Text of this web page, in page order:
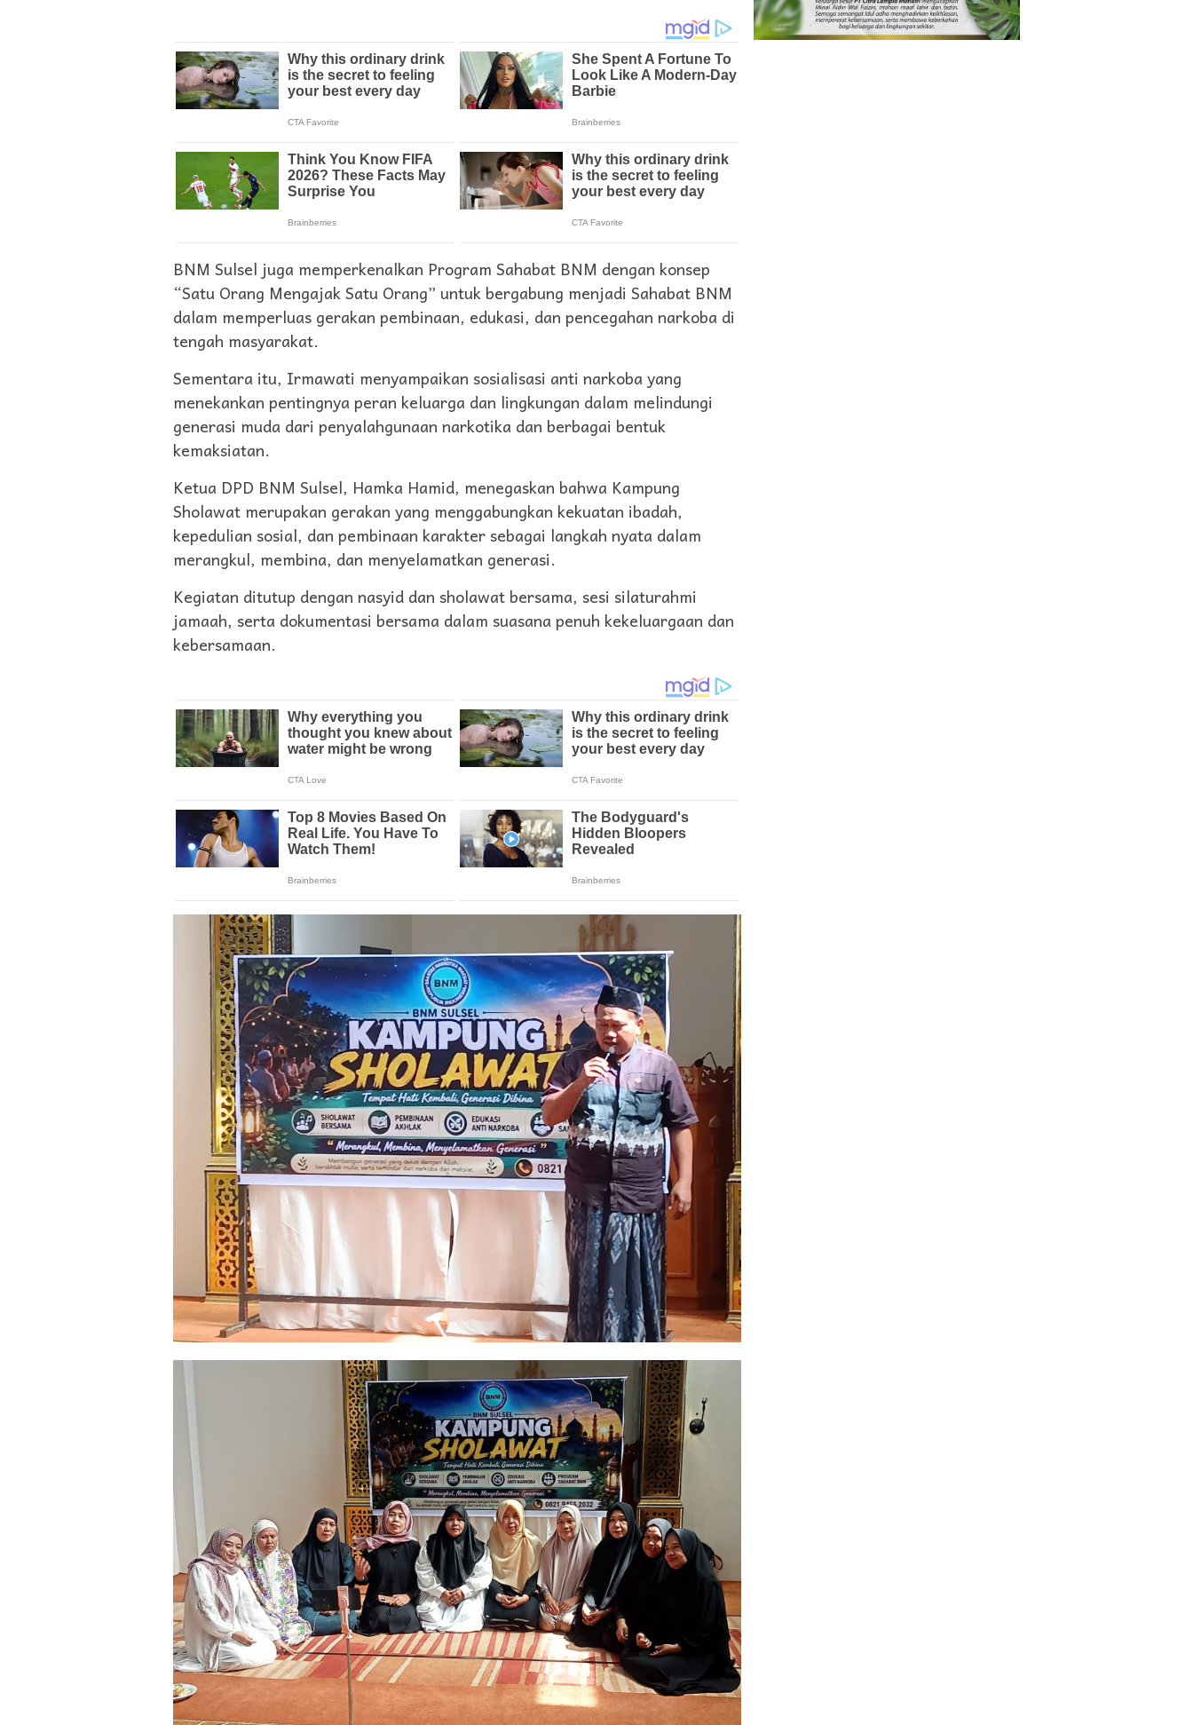
BNM Sulsel juga memperkenalkan Program Sahabat BNM dengan konsep
“Satu Orang Mengajak Satu Orang” untuk bergabung menjadi Sahabat BNM
dalam memperluas gerakan pembinaan, edukasi, dan pencegahan narkoba di
tengah masyarakat.
Sementara itu, Irmawati menyampaikan sosialisasi anti narkoba yang
menekankan pentingnya peran keluarga dan lingkungan dalam melindungi
generasi muda dari penyalahgunaan narkotika dan berbagai bentuk
kemaksiatan.
Ketua DPD BNM Sulsel, Hamka Hamid, menegaskan bahwa Kampung
Sholawat merupakan gerakan yang menggabungkan kekuatan ibadah,
kepedulian sosial, dan pembinaan karakter sebagai langkah nyata dalam
merangkul, membina, dan menyelamatkan generasi.
Kegiatan ditutup dengan nasyid dan sholawat bersama, sesi silaturahmi
jamaah, serta dokumentasi bersama dalam suasana penuh kekeluargaan dan
kebersamaan.